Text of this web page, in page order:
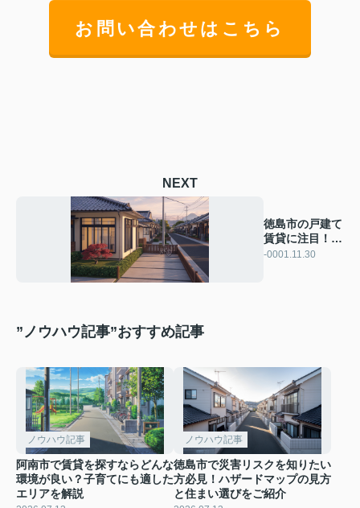
お問い合わせはこちら
NEXT
徳島市の戸建て
賃貸に注目！
魅力と選び方を
-0001.11.30
”ノウハウ記事”おすすめ記事
ノウハウ記事
阿南市で賃貸を探すならどんな
環境が良い？子育てにも適した
エリアを解説
ノウハウ記事
徳島市で災害リスクを知りたい
方必見！ハザードマップの見方
と住まい選びをご紹介